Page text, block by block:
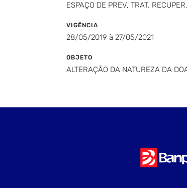
ESPAÇO DE PREV, TRAT.
VIGÊNCIA
28/05/2019 à 27/05/2021
OBJETO
ALTERAÇÃO DA NATUREZA DA